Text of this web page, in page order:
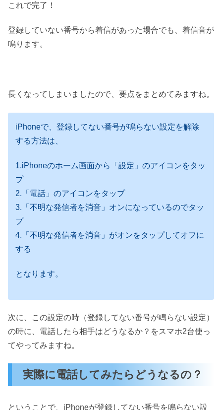
これで完了！
登録していない番号から着信があった場合でも、着信音が
鳴ります。
長くなってしまいましたので、要点をまとめてみますね。
iPhoneで、登録してない番号が鳴らない設定を解除
する方法は、
1.iPhoneのホーム画面から「設定」のアイコンをタッ
プ
2.「電話」のアイコンをタップ
3.「不明な発信者を消音」オンになっているのでタッ
プ
4.「不明な発信者を消音」がオンをタップしてオフに
する
となります。
次に、この設定の時（登録してない番号が鳴らない設定）
の時に、電話したら相手はどうなるか？をスマホ2台使っ
てやってみますね。
実際に電話してみたらどうなるの？
ということで、iPhoneが登録してない番号を鳴らない設